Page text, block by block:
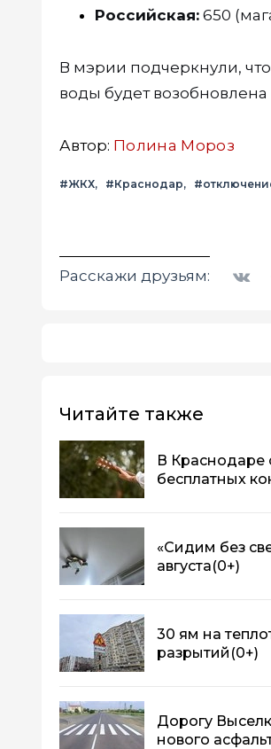
Российская: 650
В мэрии подчеркнули,
воды будет
Автор: Полина Мороз
#ЖКХ #Краснодар
Расскажи друзьям:
Читайте также
В Краснодаре
бесплатных
«Сидим без
августа(0+)
30 ям на
разрытий (0+)
Дорогу
нового